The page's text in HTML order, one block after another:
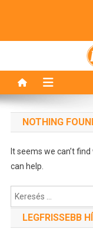
NOTHING
It seems we can’t
can help.
Keresés:
LEGFRISSEBB